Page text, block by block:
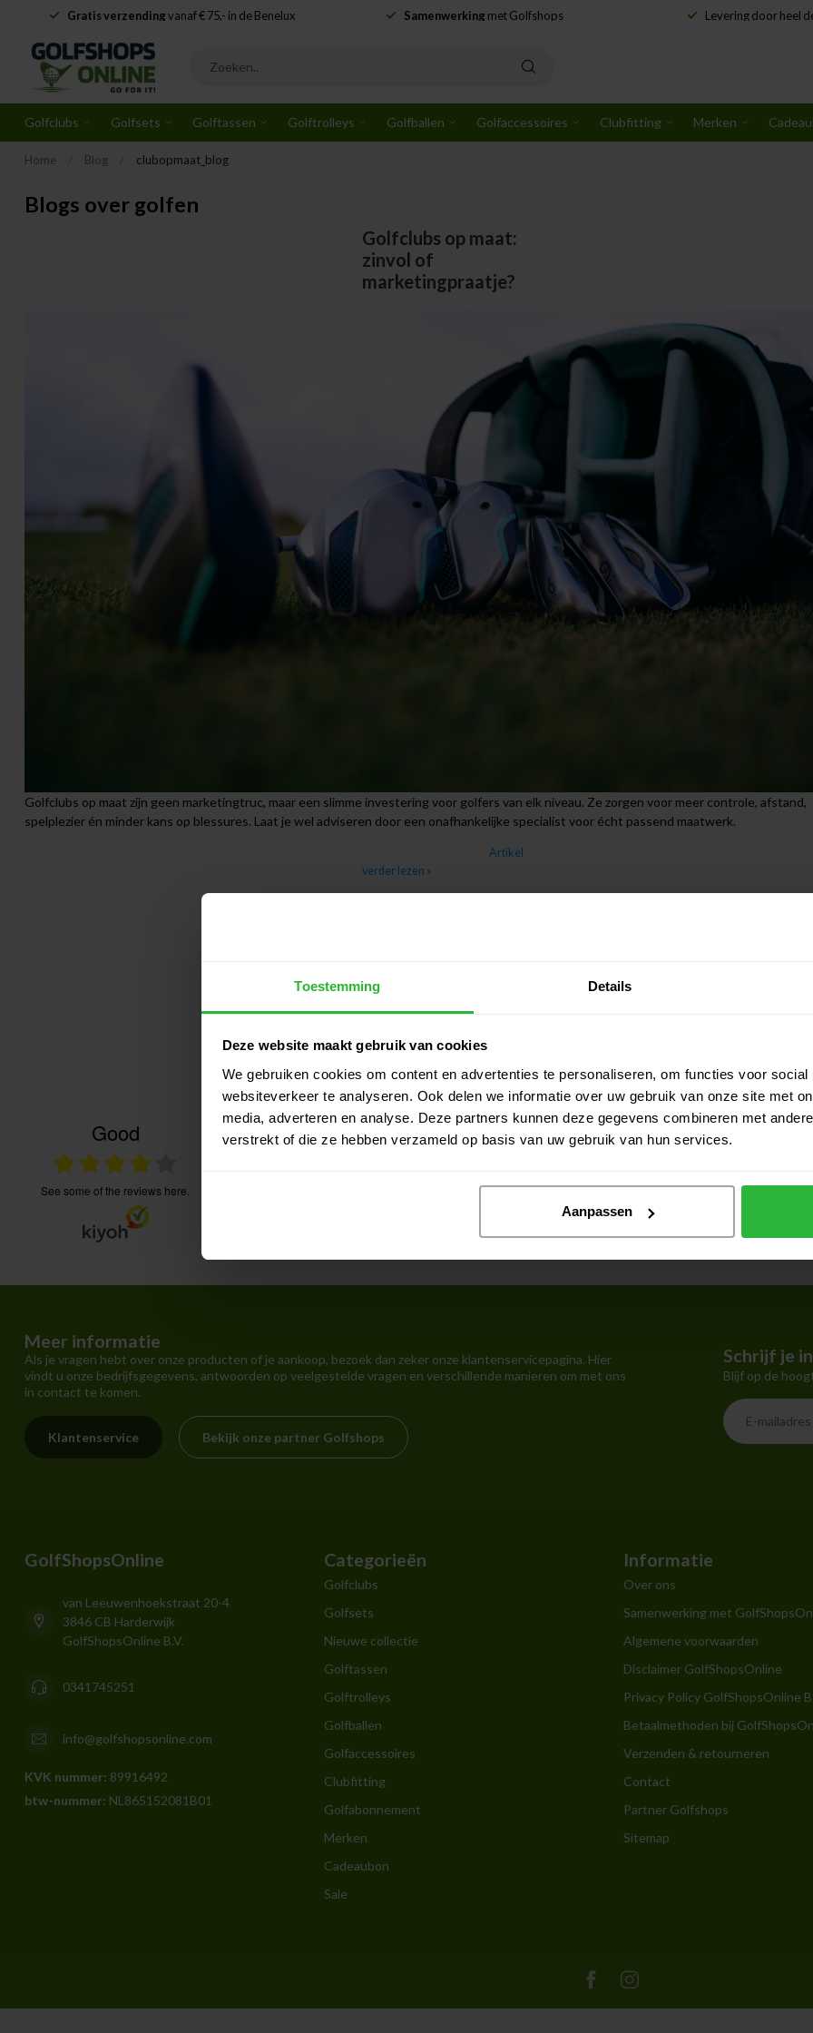
Toestemming Details
Deze website maakt gebruik van cookies
We gebruiken cookies om content en advertenties te personaliseren, om functies voor social
websiteverkeer te analyseren. Ook delen we informatie over uw gebruik van onze site met
media, adverteren en analyse. Deze partners kunnen deze gegevens combineren met
verstrekt of die ze hebben verzameld op basis van uw gebruik van hun services.
Aanpassen
Gratis verzendingvanaf € 75,- in de Benelux Samenwerking met Golfshops Levering door heel
Golfclubs Golfsets Golftassen Golftrolleys Golfballen Golfaccessoires Clubfitting Merken
Home Blog clubopmaat_blog
Blogs over golfen
Golfclubs op maat:
zinvol of
marketingpraatje?
Golfclubs op maat zijn geen marketingtruc, maar een slimme investering voor golfers van elk niveau. Ze zorgen voor meer controle, afstand,
spelplezier én minder kans op blessures. Laat je wel adviseren door een onafhankelijke specialist voor écht passend maatwerk.
Artikel
verder lezen »
Good
see some of the reviews here.
27.07.2026
goede service, bestelling goed te volgen.
25.07.2026
Meer informatie
Als je vragen hebt over onze producten of je aankoop, bezoek dan zeker onze klantenservicepagina. Hier
vindt u onze bedrijfsgegevens, antwoorden op veelgestelde vragen en verschillende manieren om met ons
in contact te komen.
Klantenservice Bekijk onze partner Golfshops
Schrijf je
Blijf op de
GolfShopsOnline
van Leeuwenhoekstraat 20-4
3846 CB Harderwijk
GolfShopsOnline B.V.
0341745251
info@golfshopsonline.com
KVK nummer: 89916492
btw-nummer: NL865152081B01
Categorieën
Golfclubs
Golfsets
Nieuwe collectie
Golftassen
Golftrolleys
Golfballen
Golfaccessoires
Clubfitting
Golfabonnement
Merken
Cadeaubon
Sale
Informatie
Over ons
Samenwerking met
Algemene voorwaarden
Disclaimer GolfShopsOnline
Privacy Policy GolfShopsOnline
Betaalmethoden bij
Verzenden & retourneren
Contact
Partner Golfshops
Sitemap